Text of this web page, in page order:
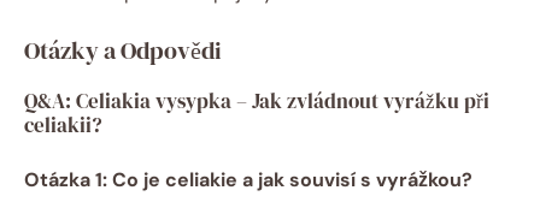
Otázky ⁤a Odpovědi
Q&A: Celiakia ‌vysypka – Jak zvládnout vyrážku ⁤při
⁢celiakii?
Otázka ​1: Co je‌ celiakie‍ a jak ⁣souvisí ⁤s vyrážkou?